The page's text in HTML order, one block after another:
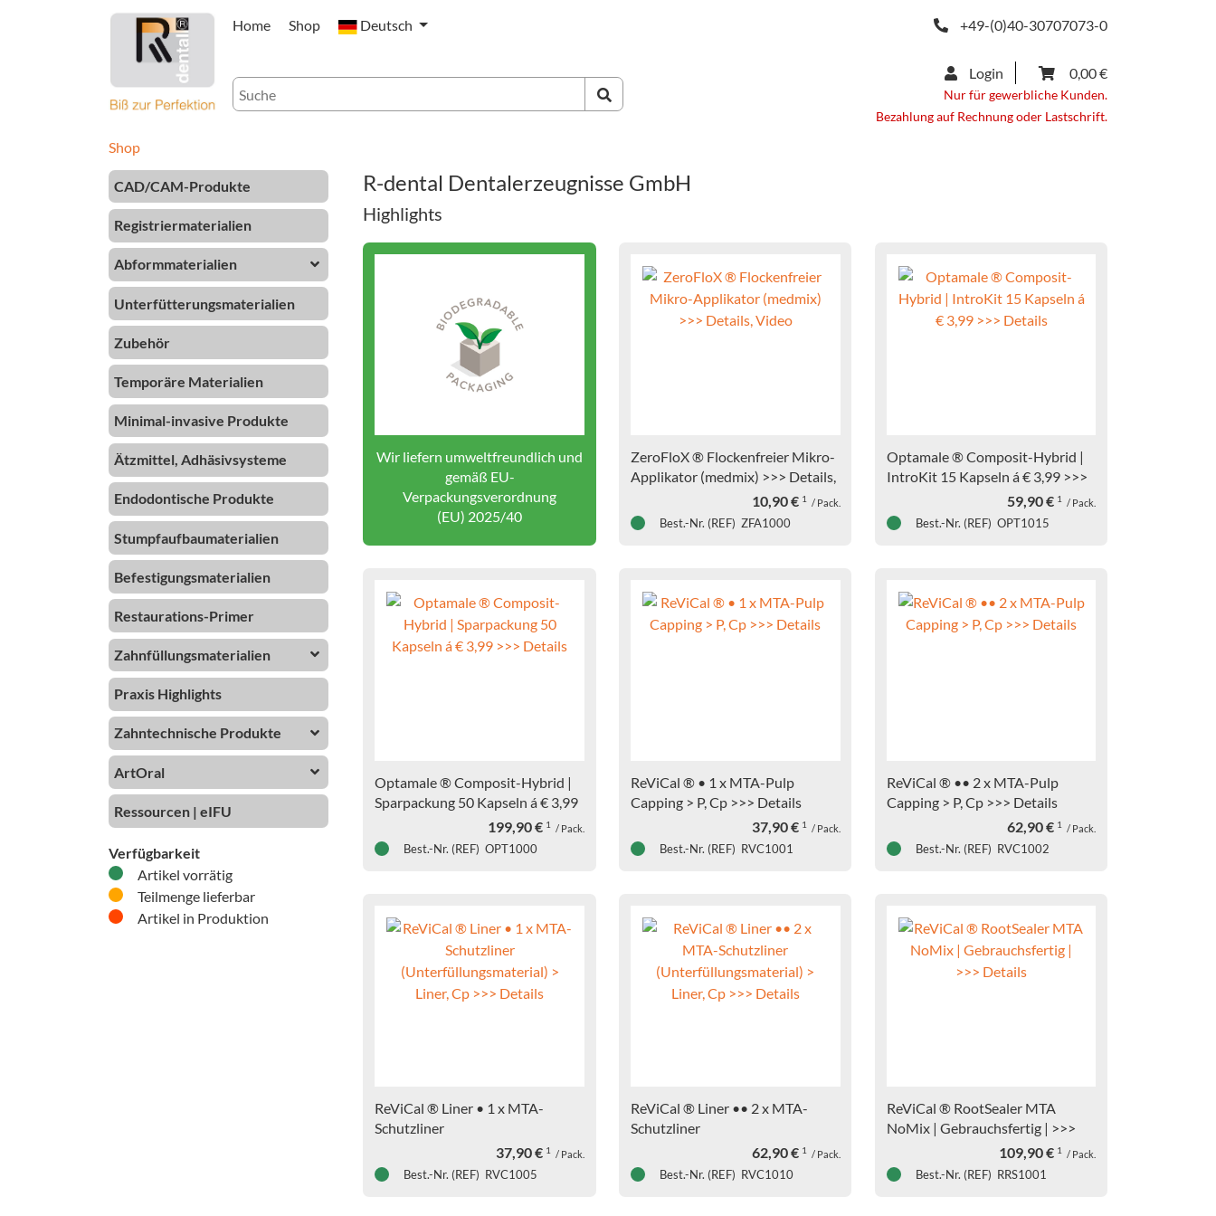
Home Shop Deutsch +49-(0)40-30707073-0
Login 0,00 €
Nur für gewerbliche Kunden.
Bezahlung auf Rechnung oder Lastschrift.
Shop
CAD/CAM-Produkte
Registriermaterialien
Abformmaterialien
Unterfütterungsmaterialien
Zubehör
Temporäre Materialien
Minimal-invasive Produkte
Ätzmittel, Adhäsivsysteme
Endodontische Produkte
Stumpfaufbaumaterialien
Befestigungsmaterialien
Restaurations-Primer
Zahnfüllungsmaterialien
Praxis Highlights
Zahntechnische Produkte
ArtOral
Ressourcen | eIFU
Verfügbarkeit
Artikel vorrätig
Teilmenge lieferbar
Artikel in Produktion
R-dental Dentalerzeugnisse GmbH
Highlights
Wir liefern umweltfreundlich und
gemäß EU-
Verpackungsverordnung
(EU) 2025/40
ZeroFloX ® Flockenfreier Mikro-
Applikator (medmix) >>> Details,
10,90€ 1 / Pack.
Best.-Nr. (REF) ZFA1000
Optamale ® Composit-Hybrid |
IntroKit 15 Kapseln á € 3,99 >>>
59,90€ 1 / Pack.
Best.-Nr. (REF) OPT1015
Optamale ® Composit-Hybrid |
Sparpackung 50 Kapseln á € 3,99
199,90€ 1 / Pack.
Best.-Nr. (REF) OPT1000
ReViCal ® • 1 x MTA-Pulp
Capping > P, Cp >>> Details
37,90€ 1 / Pack.
Best.-Nr. (REF) RVC1001
ReViCal ® •• 2 x MTA-Pulp
Capping > P, Cp >>> Details
62,90€ 1 / Pack.
Best.-Nr. (REF) RVC1002
ReViCal ® Liner • 1 x MTA-
Schutzliner
(Unterfüllungsmaterial) > Liner,
Cp >>> Details
37,90€ 1 / Pack.
Best.-Nr. (REF) RVC1005
ReViCal ® Liner •• 2 x MTA-
Schutzliner
(Unterfüllungsmaterial) > Liner,
Cp >>> Details
62,90€ 1 / Pack.
Best.-Nr. (REF) RVC1010
ReViCal ® RootSealer MTA
NoMix | Gebrauchsfertig | >>>
109,90€ 1 / Pack.
Best.-Nr. (REF) RRS1001